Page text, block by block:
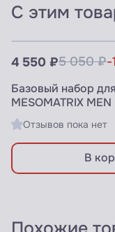
С этим
4 550 ₽5 050 ₽-
Базовый набор
MESOMATRIX MEN
Отзывов пока нет
В